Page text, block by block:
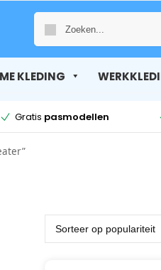
KLEDING
Gratis pasmodellen